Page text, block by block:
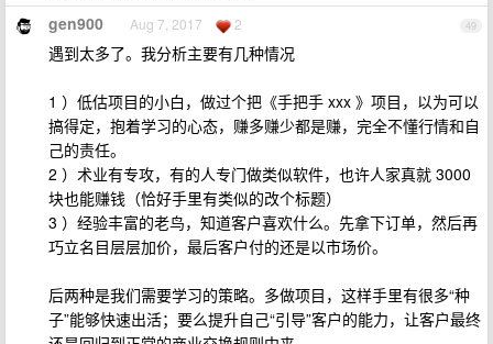
49
gen900 Aug 7, 2017 2
遇到太多了。我分析主要有几种情况
1 ）低估项目的小白，做过个把《手把手 xxx 》项目，以为可以
搞得定，抱着学习的心态，赚多赚少都是赚，完全不懂行情和自
己的责任。
2 ）术业有专攻，有的人专门做类似软件，也许人家真就 3000
块也能赚钱（恰好手里有类似的改个标题）
3 ）经验丰富的老鸟，知道客户喜欢什么。先拿下订单，然后再
巧立名目层层加价，最后客户付的还是以市场价。
后两种是我们需要学习的策略。多做项目，这样手里有很多“种
子”能够快速出活；要么提升自己“引导”客户的能力，让客户最终